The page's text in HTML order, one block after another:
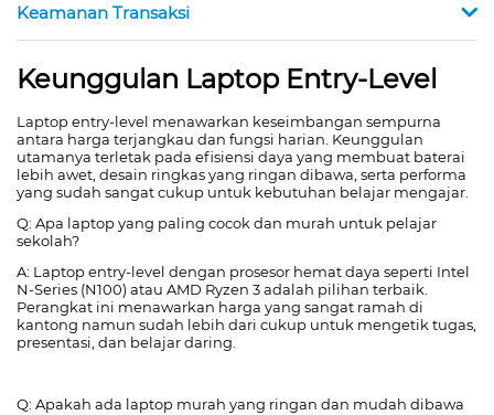
Keamanan Transaksi
Keunggulan Laptop Entry-Level
Laptop entry-level menawarkan keseimbangan sempurna
antara harga terjangkau dan fungsi harian. Keunggulan
utamanya terletak pada efisiensi daya yang membuat baterai
lebih awet, desain ringkas yang ringan dibawa, serta performa
yang sudah sangat cukup untuk kebutuhan belajar mengajar.
Q: Apa laptop yang paling cocok dan murah untuk pelajar
sekolah?
A: Laptop entry-level dengan prosesor hemat daya seperti Intel
N-Series (N100) atau AMD Ryzen 3 adalah pilihan terbaik.
Perangkat ini menawarkan harga yang sangat ramah di
kantong namun sudah lebih dari cukup untuk mengetik tugas,
presentasi, dan belajar daring.
Q: Apakah ada laptop murah yang ringan dan mudah dibawa